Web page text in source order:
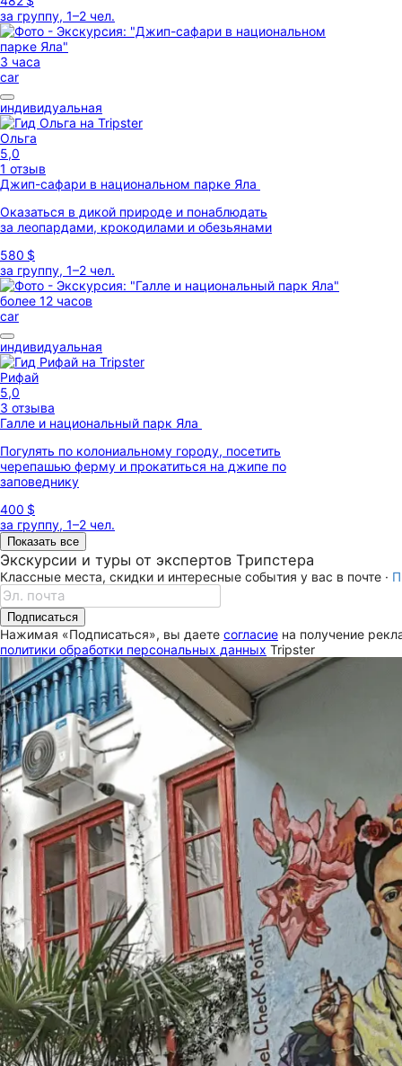
за группу, 1–2 чел.
3 часа
car
индивидуальная
Ольга
5,0
1 отзыв
Джип-сафари в национальном парке Яла
Оказаться в дикой природе и понаблюдать
за леопардами, крокодилами и обезьянами
580 $
за группу, 1–2 чел.
более 12 часов
car
индивидуальная
Рифай
5,0
3 отзыва
Галле и национальный парк Яла
Погулять по колониальному городу, посетить
черепашью ферму и прокатиться на джипе по
заповеднику
400 $
за группу, 1–2 чел.
Показать все
Экскурсии и туры от экспертов Трипстера
Классные места, скидки и интересные события у вас в почте ·
Подписаться
Нажимая «Подписаться», вы даете согласие на получение
политики обработки персональных данных Tripster